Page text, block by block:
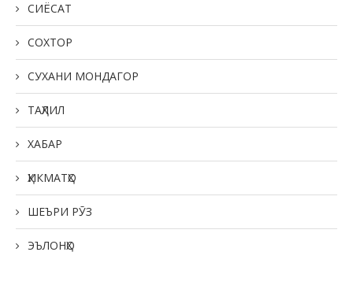
СИЁСАТ
СОХТОР
СУХАНИ МОНДАГОР
ТАҲЛИЛ
ХАБАР
ҲИКМАТҲО
ШЕЪРИ РӮЗ
ЭЪЛОНҲО